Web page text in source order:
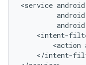
<service android
android
android
<intent-
<action
</intent-